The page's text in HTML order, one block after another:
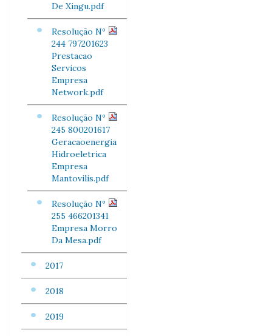
De Xingu.pdf
Resolução Nº
244 797201623
Prestacao
Servicos
Empresa
Network.pdf
Resolução Nº
245 800201617
Geracaoenergia
Hidroeletrica
Empresa
Mantovilis.pdf
Resolução Nº
255 466201341
Empresa Morro
Da Mesa.pdf
2017
2018
2019